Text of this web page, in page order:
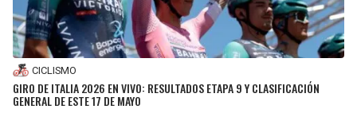
CICLISMO
GIRO DE ITALIA 2026 EN VIVO: RESULTADOS ETAPA 9 Y CLASIFICACIÓN
GENERAL DE ESTE 17 DE MAYO